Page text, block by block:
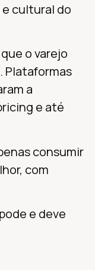
cultural do
o varejo
Plataformas
a
e até
consumir
com
e deve